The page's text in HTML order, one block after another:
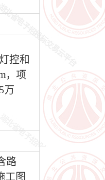
控和
，项
万
路
工图